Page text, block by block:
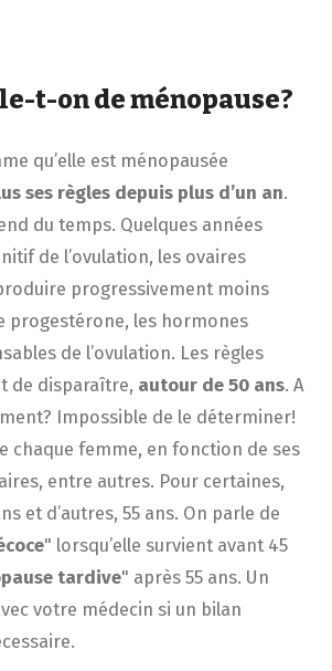
t-on de ménopause?
qu’elle est ménopausée
ses règles depuis plus d’un an.
du temps. Quelques années
de l’ovulation, les ovaires
progressivement moins
progestérone, les hormones
de l’ovulation. Les règles
de disparaître, autour de 50 ans. A
Impossible de le déterminer!
chaque femme, en fonction de ses
entre autres. Pour certaines,
et d’autres, 55 ans. On parle de
" lorsqu’elle survient avant 45
tardive" après 55 ans. Un
votre médecin si un bilan